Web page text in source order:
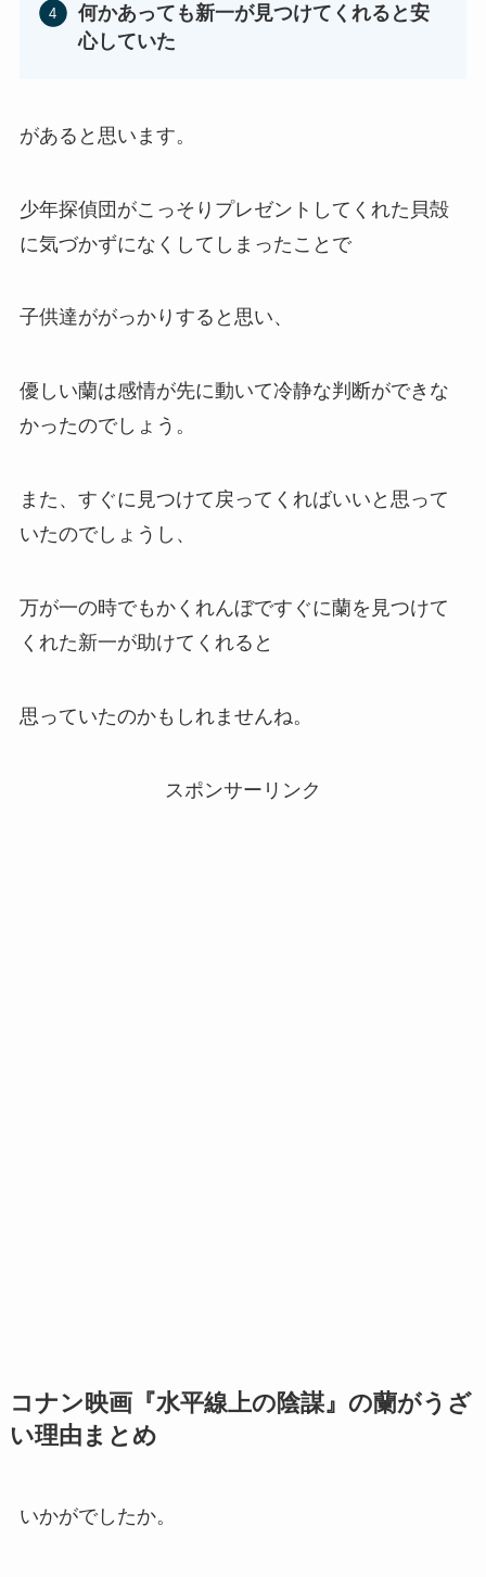
何かあっても新一が見つけてくれると安
心していた
があると思います。
少年探偵団がこっそりプレゼントしてくれた貝殻
に気づかずになくしてしまったことで
子供達ががっかりすると思い、
優しい蘭は感情が先に動いて冷静な判断ができな
かったのでしょう。
また、すぐに見つけて戻ってくればいいと思って
いたのでしょうし、
万が一の時でもかくれんぼですぐに蘭を見つけて
くれた新一が助けてくれると
思っていたのかもしれませんね。
スポンサーリンク
コナン映画『水平線上の陰謀』の蘭がうざ
い理由まとめ
いかがでしたか。